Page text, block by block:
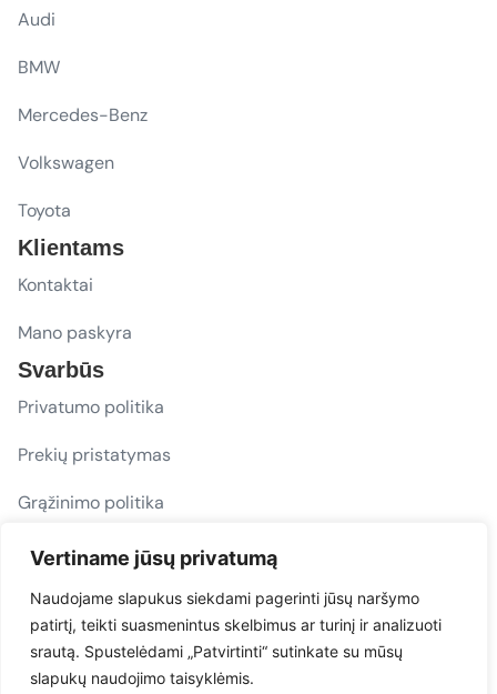
Vertiname jūsų privatumą
Naudojame slapukus siekdami pagerinti jūsų naršymo
patirtį, teikti suasmenintus skelbimus ar turinį ir analizuoti
srautą. Spustelėdami „Patvirtinti“ sutinkate su mūsų
slapukų naudojimo taisyklėmis.
Audi
BMW
Mercedes-Benz
Volkswagen
Toyota
Klientams
Kontaktai
Mano paskyra
Svarbūs
Privatumo politika
Prekių pristatymas
Grąžinimo politika
D. U. K.
Sekite mus
evacarmats
© Copyright 2026 | Eva Car Mats